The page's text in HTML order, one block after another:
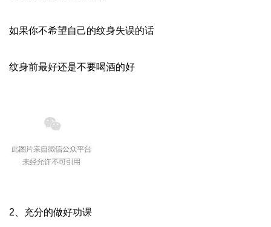
如果你不希望自己的纹身失误的话
纹身前最好还是不要喝酒的好
2、充分的做好功课